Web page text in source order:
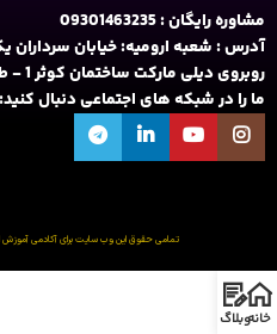
مشاوره رایگان : 09301463235
آدرس : شعبه ارومیه: خیابان سرداران
روبروی دیلی مارکت ساختمان کوثر 1 - طبقه2 واحد 4
ما را در شبکه های اجتماعی دنبال کنید:
تمامی حقوق این وب سایت برای آکادمی
خانهوبلاگ